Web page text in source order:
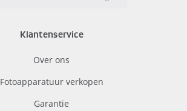
Klantenservice
Over ons
Fotoapparatuur verkopen
Garantie